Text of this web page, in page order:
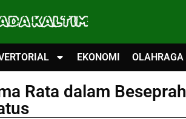
KALTIM
EKONOMI OLAHRAGA
Rata dalam Beseprah